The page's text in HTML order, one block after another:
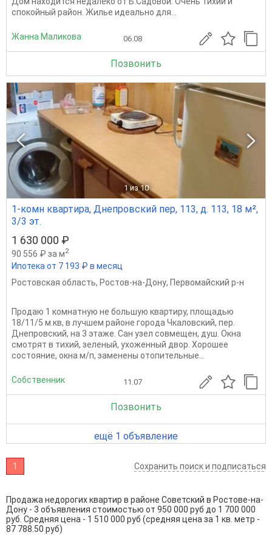
спокойный район. Жилье идеально для...
Жанна Маликова 06.08
Позвонить
1 из 10
1-комн квартира, Днепровский пер, 113, д. 113, 18 м²,
3/3 эт.
1 630 000 ₽
90 556 ₽ за м2
Ипотека от 7 193 ₽ в месяц
Ростовская область, Ростов-на-Дону, Первомайский р-н
Продаю 1 комнатную не большую квартиру, площадью
18/11/5 м.кв, в лучшем районе города Чкаловский, пер.
Днепровский, на 3 этаже. Сан узел совмещен, душ. Окна
смотрят в тихий, зеленый, ухоженный двор. Хорошее
состояние, окна м/п, заменены отопительные...
Собственник 11.07
Позвонить
ещё 1 объявление
1 Сохранить поиск и подписаться
Продажа недорогих квартир в районе Советский в Ростове-на-
Дону - 3 объявления стоимостью от 950 000 руб до 1 700 000
руб. Средняя цена - 1 510 000 руб (средняя цена за 1 кв. метр -
87 788.50 руб)